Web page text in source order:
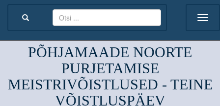
PÕHJAMAADE NOORTE
PURJETAMISE
MEISTRIVÕISTLUSED - TEINE
VÕISTLUSPÄEV